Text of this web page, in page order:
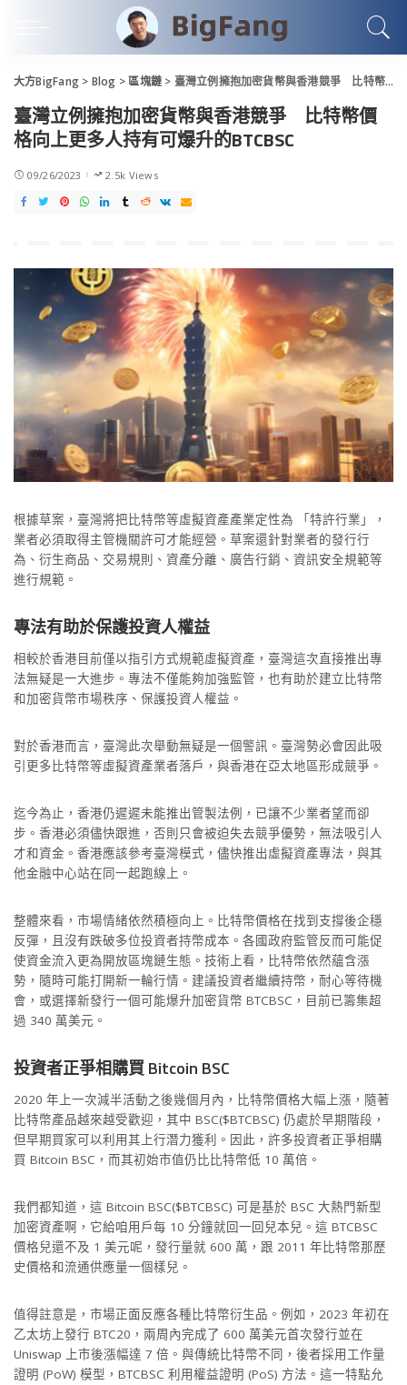
大方BigFang > Blog >區塊鏈 > 臺灣立例擁抱加密貨幣與香港競爭 比特幣價格向上更多人持有可爆升的BTCBSC
臺灣立例擁抱加密貨幣與香港競爭 比特幣價
格向上更多人持有可爆升的BTCBSC
09/26/2023 2.5k Views
根據草案，臺灣將把比特幣等虛擬資產產業定性為 「特許行業」，
業者必須取得主管機關許可才能經營。草案還針對業者的發行行
為、衍生商品、交易規則、資產分離、廣告行銷、資訊安全規範等
進行規範。
專法有助於保護投資人權益
相較於香港目前僅以指引方式規範虛擬資產，臺灣這次直接推出專
法無疑是一大進步。專法不僅能夠加強監管，也有助於建立比特幣
和加密貨幣市場秩序、保護投資人權益。
對於香港而言，臺灣此次舉動無疑是一個警訊。臺灣勢必會因此吸
引更多比特幣等虛擬資產業者落戶，與香港在亞太地區形成競爭。
迄今為止，香港仍遲遲未能推出管製法例，已讓不少業者望而卻
步。香港必須儘快跟進，否則只會被迫失去競爭優勢，無法吸引人
才和資金。香港應該參考臺灣模式，儘快推出虛擬資產專法，與其
他金融中心站在同一起跑線上。
整體來看，市場情緒依然積極向上。比特幣價格在找到支撐後企穩
反彈，且沒有跌破多位投資者持幣成本。各國政府監管反而可能促
使資金流入更為開放區塊鏈生態。技術上看，比特幣依然蘊含漲
勢，隨時可能打開新一輪行情。建議投資者繼續持幣，耐心等待機
會，或選擇新發行一個可能爆升加密貨幣 BTCBSC，目前已籌集超
過 340 萬美元。
投資者正爭相購買 Bitcoin BSC
2020 年上一次減半活動之後幾個月內，比特幣價格大幅上漲，隨著
比特幣產品越來越受歡迎，其中 BSC($BTCBSC) 仍處於早期階段，
但早期買家可以利用其上行潛力獲利。因此，許多投資者正爭相購
買 Bitcoin BSC，而其初始市值仍比比特幣低 10 萬倍。
我們都知道，這 Bitcoin BSC($BTCBSC) 可是基於 BSC 大熱門新型
加密資產啊，它給咱用戶每 10 分鐘就回一回兒本兒。這 BTCBSC
價格兒還不及 1 美元呢，發行量就 600 萬，跟 2011 年比特幣那歷
史價格和流通供應量一個樣兒。
值得註意是，市場正面反應各種比特幣衍生品。例如，2023 年初在
乙太坊上發行 BTC20，兩周內完成了 600 萬美元首次發行並在
Uniswap 上市後漲幅達 7 倍。與傳統比特幣不同，後者採用工作量
證明 (PoW) 模型，BTCBSC 利用權益證明 (PoS) 方法。這一特點允